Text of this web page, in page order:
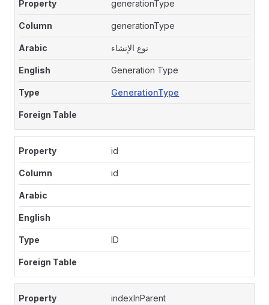
generationType
generationType
نوع الإنشاء
Generation Type
GenerationType
id
id
ID
indexInParent